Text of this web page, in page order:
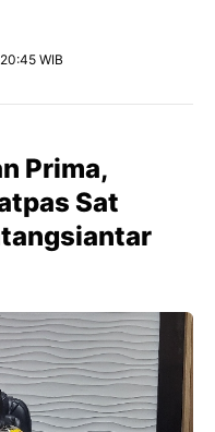
WIB
Prima,
Sat